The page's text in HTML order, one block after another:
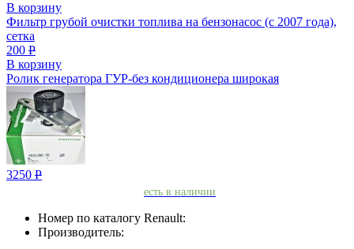
В корзину
Фильтр грубой очистки топлива на бензонасос (с 2007 года),
сетка
200 Р
В корзину
Ролик генератора ГУР-без кондиционера широкая
3250 Р
есть в наличии
Номер по каталогу Renault:
Производитель: